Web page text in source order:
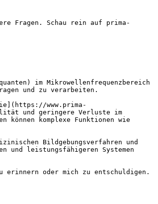
Fragen. Schau rein auf prima-
im Mikrowellenfrequenzbereich
und zu verarbeiten.
www.prima-
und geringere Verluste im
komplexe Funktionen wie
Bildgebungsverfahren und
und leistungsfähigeren Systemen